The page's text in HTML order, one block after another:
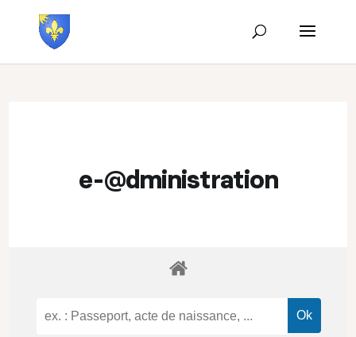
e-@dministration